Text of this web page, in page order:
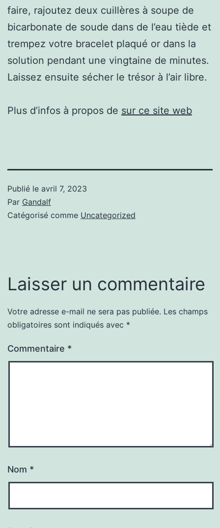
faire, rajoutez deux cuillères à soupe de
bicarbonate de soude dans de l’eau tiède et
trempez votre bracelet plaqué or dans la
solution pendant une vingtaine de minutes.
Laissez ensuite sécher le trésor à l’air libre.
Plus d’infos à propos de sur ce site web
Publié le avril 7, 2023
Par Gandalf
Catégorisé comme Uncategorized
Laisser un commentaire
Votre adresse e-mail ne sera pas publiée. Les champs
obligatoires sont indiqués avec *
Commentaire *
Nom *